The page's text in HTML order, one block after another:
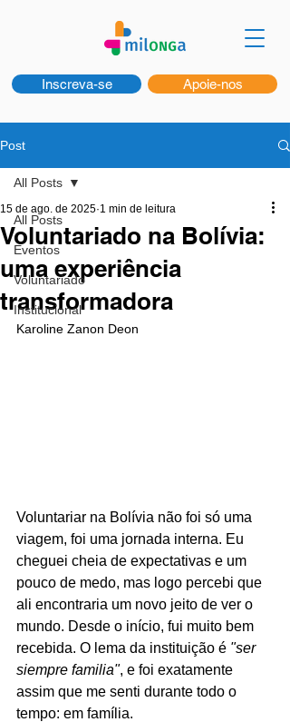
Inscreva-se Apoie-nos
Post
All Posts
Eventos
Voluntariado
Institucional
All Posts
Voluntariado na Bolívia:
uma experiência
transformadora
15 de ago. de 2025 1 min de leitura
Karoline Zanon Deon
Voluntariar na Bolívia não foi só uma
viagem, foi uma jornada interna. Eu
cheguei cheia de expectativas e um
pouco de medo, mas logo percebi que
ali encontraria um novo jeito de ver o
mundo. Desde o início, fui muito bem
recebida. O lema da instituição é "ser
siempre familia", e foi exatamente
assim que me senti durante todo o
tempo: em família.